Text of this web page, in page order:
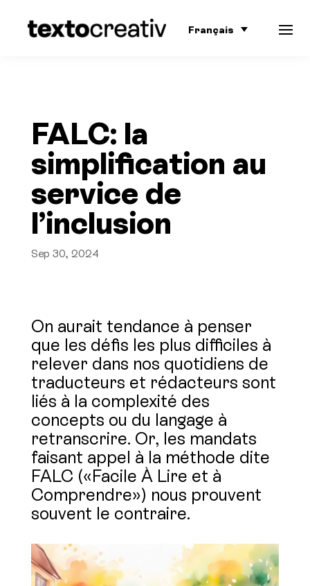
Français
FALC: la
simplification au
service de
l’inclusion
Sep 30, 2024
On aurait tendance à penser
que les défis les plus difficiles à
relever dans nos quotidiens de
traducteurs et rédacteurs sont
liés à la complexité des
concepts ou du langage à
retranscrire. Or, les mandats
faisant appel à la méthode dite
FALC («Facile À Lire et à
Comprendre») nous prouvent
souvent le contraire.